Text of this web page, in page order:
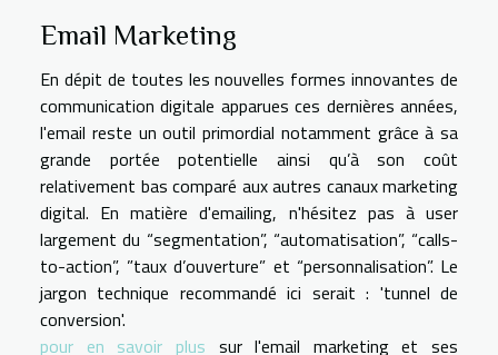
Email Marketing
En dépit de toutes les nouvelles formes innovantes de
communication digitale apparues ces dernières années,
l'email reste un outil primordial notamment grâce à sa
grande portée potentielle ainsi qu’à son coût
relativement bas comparé aux autres canaux marketing
digital. En matière d'emailing, n'hésitez pas à user
largement du “segmentation”, “automatisation”, “calls-
to-action”, ”taux d’ouverture” et “personnalisation”. Le
jargon technique recommandé ici serait : 'tunnel de
conversion'.
pour en savoir plus sur l'email marketing et ses